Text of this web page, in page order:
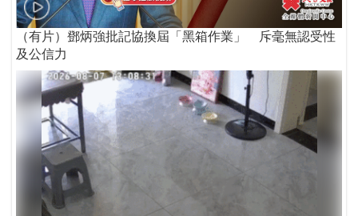
（有片）鄧炳強批記協換屆「黑箱作業」 斥毫無認受性
及公信力